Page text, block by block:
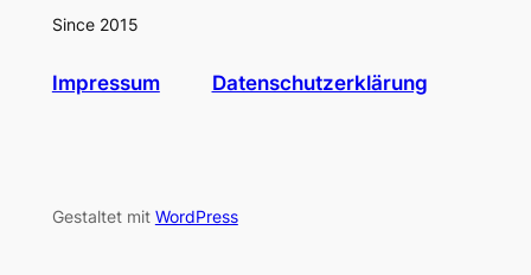
Since 2015
Impressum Datenschutzerklärung
Gestaltet mit WordPress